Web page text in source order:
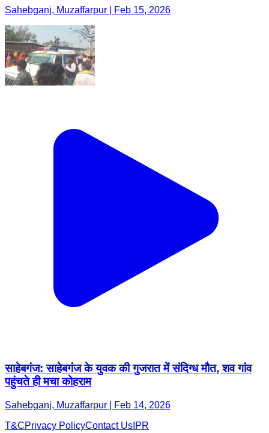
Sahebganj, Muzaffarpur | Feb 15, 2026
साहेबगंज: साहेबगंज के युवक की गुजरात में संदिग्ध मौत, शव गांव
पहुंचते ही मचा कोहराम
Sahebganj, Muzaffarpur | Feb 14, 2026
T&CPrivacy PolicyContact Us IPR